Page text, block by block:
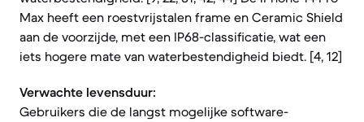
Max heeft een roestvrijstalen frame en Ceramic Shield
aan de voorzijde, met een IP68-classificatie, wat een
iets hogere mate van waterbestendigheid biedt. [4, 12]
Verwachte levensduur:
Gebruikers die de langst mogelijke software-